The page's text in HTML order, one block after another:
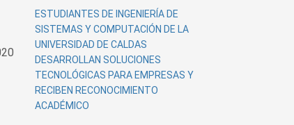
ESTUDIANTES DE INGENIERÍA DE
SISTEMAS Y COMPUTACIÓN DE LA
UNIVERSIDAD DE CALDAS
DESARROLLAN SOLUCIONES
TECNOLÓGICAS PARA EMPRESAS Y
RECIBEN RECONOCIMIENTO
ACADÉMICO